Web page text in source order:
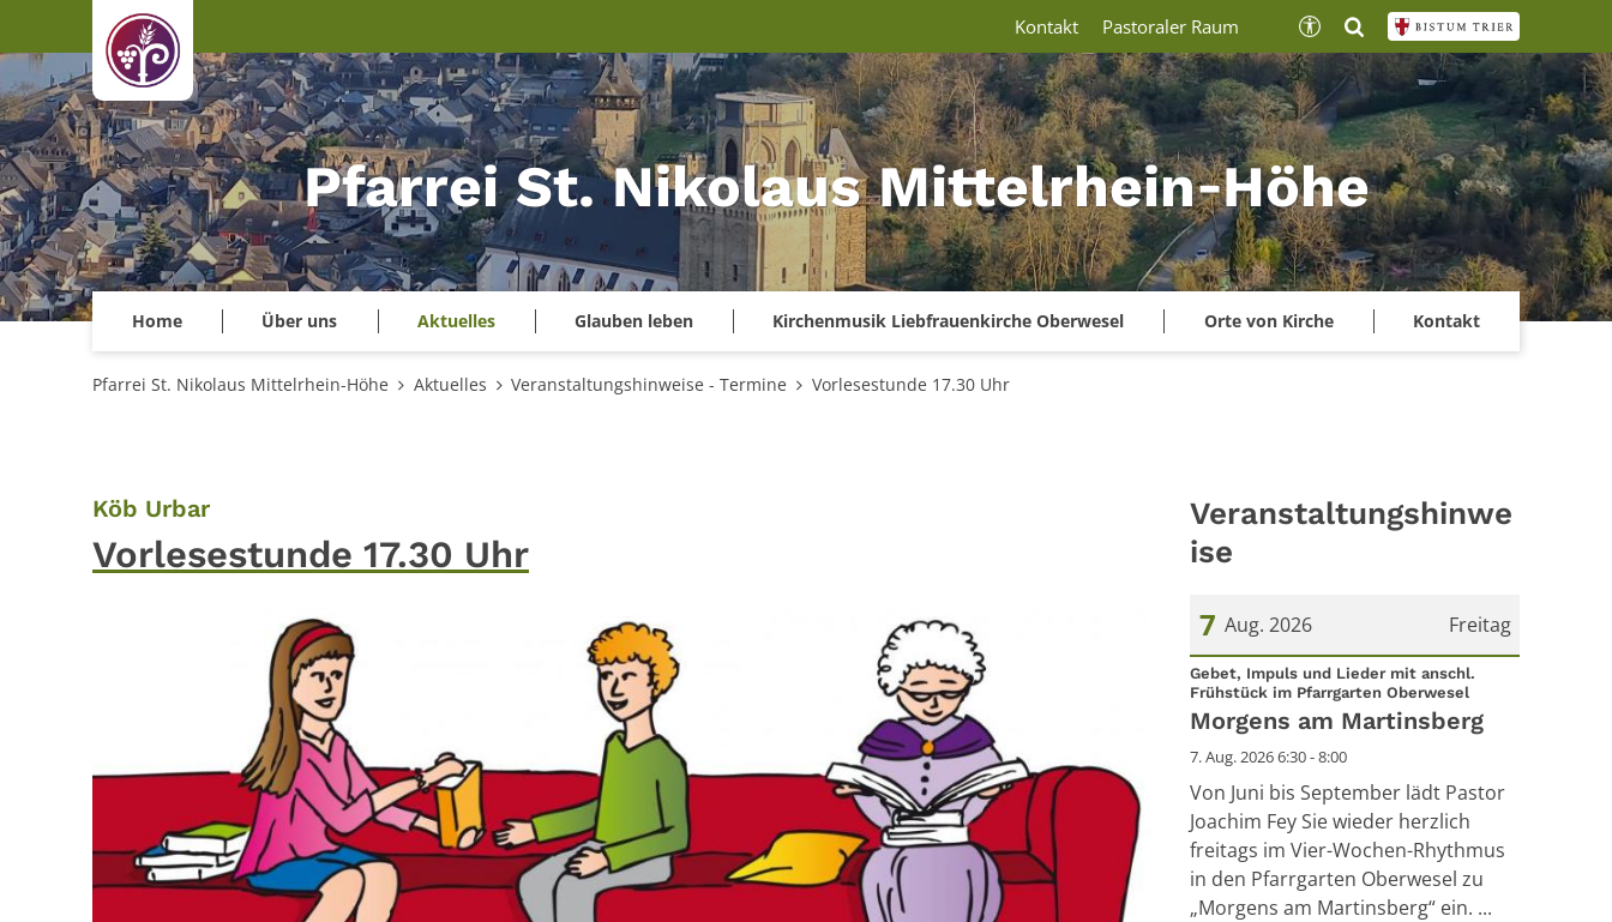
Zum Inhalt springen
Pfarrei St. Nikolaus Mittelrhein‑Höhe
Home Über uns Aktuelles Glauben leben Kirchenmusik Liebfrauenkirche Oberwesel Orte von Kirche Kontakt
Kontakt Pastoraler Raum
Pfarrei St. Nikolaus Mittelrhein-Höhe Aktuelles Veranstaltungshinweise - Termine Vorlesestunde 17.30 Uhr
Köb Urbar:
Vorlesestunde 17.30 Uhr
Veranstaltungshinwe
ise
Freitag
7 Aug. 2026
Datum: 7. August 2026
Gebet, Impuls und Lieder mit anschl.
Frühstück im Pfarrgarten Oberwesel:
Morgens am Martinsberg
7. Aug. 2026 6:30 - 8:00
Von Juni bis September lädt Pastor
Joachim Fey Sie wieder herzlich
freitags im Vier-Wochen-Rhythmus
in den Pfarrgarten Oberwesel zu
„Morgens am Martinsberg“ ein. ...